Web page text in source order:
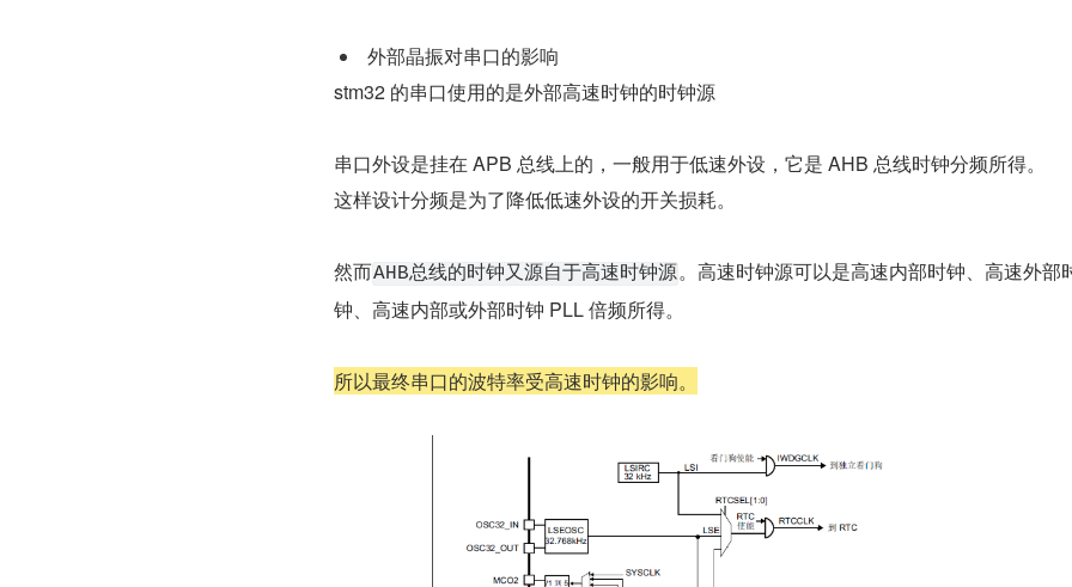
外部晶振对串口的影响
stm32 的串口使用的是外部高速时钟的时钟源
串口外设是挂在 APB 总线上的，一般用于低速外设，它是 AHB 总线时钟分频所得。
这样设计分频是为了降低低速外设的开关损耗。
然而AHB总线的时钟又源自于高速时钟源。高速时钟源可以是高速内部时钟、高速外部
钟、高速内部或外部时钟 PLL 倍频所得。
所以最终串口的波特率受高速时钟的影响。